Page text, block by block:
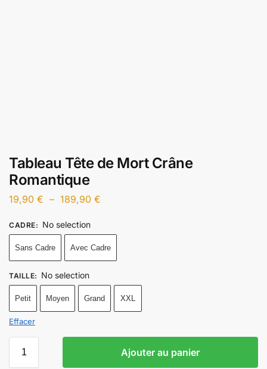
Tableau Tête de Mort Crâne
Romantique
19,90 € – 189,90 €
CADRE: No selection
Sans Cadre Avec Cadre
TAILLE: No selection
Petit Moyen Grand XXL
Effacer
Ajouter au panier